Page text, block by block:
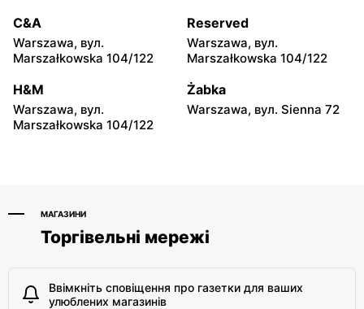
moje sklepy
Hyżne, вул. Hyżne 100
moje sklepy
Jarosław, вул. Pełkińska
147
moje sklepy
Niebylec, вул. Niebylec 139
moje sklepy
Opole, вул. Grudzicka 45
C&A
Warszawa, вул.
Marszałkowska 104/122
Reserved
Warszawa, вул.
Marszałkowska 104/122
H&M
Warszawa, вул.
Marszałkowska 104/122
Żabka
Warszawa, вул. Sienna 72
МАГАЗИНИ
Торгівельні мережі
Ввімкніть сповіщення про газетки для ваших
улюблених магазинів